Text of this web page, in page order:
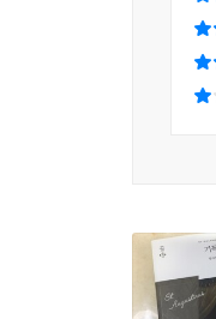
제26장.
제27장.
제28장.
제29장.
제33장.
제34장.
제35장.